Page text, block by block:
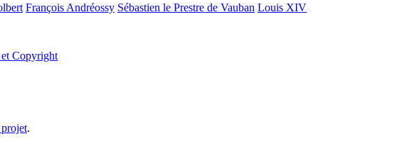
François Andréossy Sébastien le Prestre de Vauban Louis XIV
Copyright
.